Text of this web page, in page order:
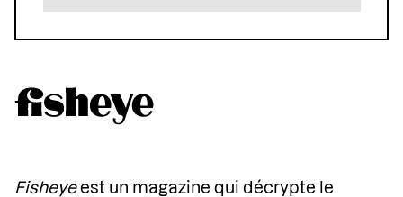
Fisheyeest un magazine qui décrypte le